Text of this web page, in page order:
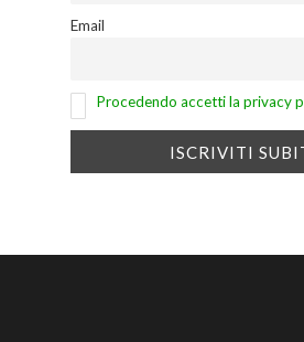
Email
Procedendo accetti la privacy